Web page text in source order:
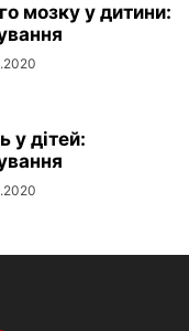
мозку у дитини:
у дітей: